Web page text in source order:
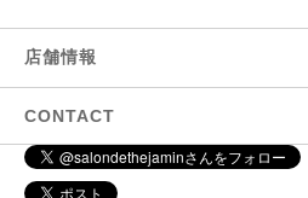
店舗情報
CONTACT